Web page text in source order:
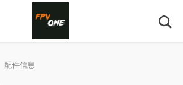
配件信息